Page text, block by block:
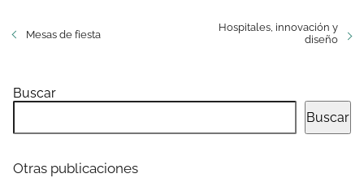
Mesas de fiesta
Hospitales, innovación y
diseño
Buscar
Buscar
Otras publicaciones